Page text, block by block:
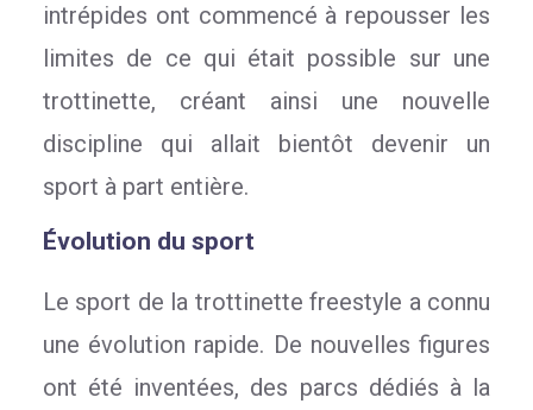
intrépides ont commencé à repousser les
limites de ce qui était possible sur une
trottinette, créant ainsi une nouvelle
discipline qui allait bientôt devenir un
sport à part entière.
Évolution du sport
Le sport de la trottinette freestyle a connu
une évolution rapide. De nouvelles figures
ont été inventées, des parcs dédiés à la